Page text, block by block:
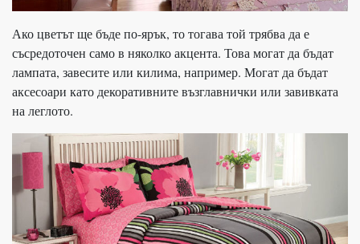
Ако цветът ще бъде по-ярък, то тогава той трябва да е
съсредоточен само в няколко акцента. Това могат да бъдат
лампата, завесите или килима, например. Могат да бъдат
аксесоари като декоративните възглавнички или завивката
на леглото.